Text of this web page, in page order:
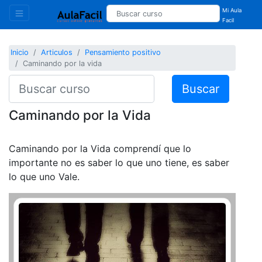
Mi Aula
Facil
Inicio Articulos
Pensamiento positivo
Caminando por la vida
Buscar
Caminando por la Vida
Caminando por la Vida comprendí que lo
importante no es saber lo que uno tiene, es saber
lo que uno Vale.